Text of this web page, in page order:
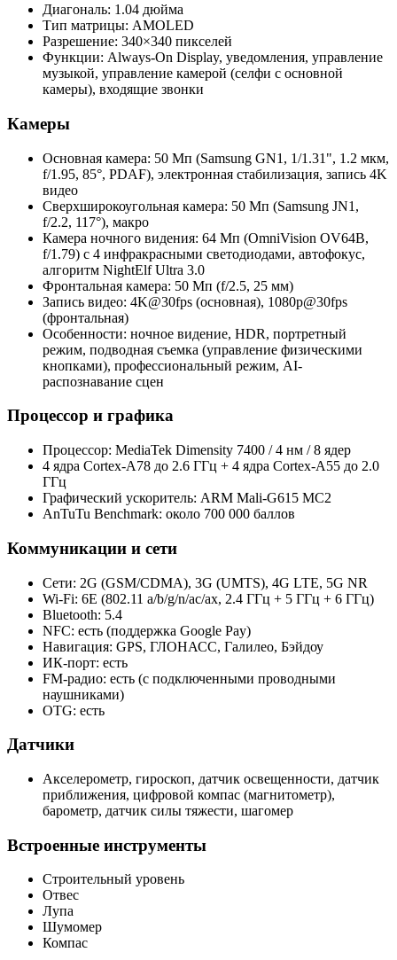
Диагональ: 1.04 дюйма
Тип матрицы: AMOLED
Разрешение: 340×340 пикселей
Функции: Always-On Display, уведомления, управление
музыкой, управление камерой (селфи с основной
камеры), входящие звонки
Камеры
Основная камера: 50 Мп (Samsung GN1, 1/1.31", 1.2 мкм,
f/1.95, 85°, PDAF), электронная стабилизация, запись 4K
видео
Сверхширокоугольная камера: 50 Мп (Samsung JN1,
f/2.2, 117°), макро
Камера ночного видения: 64 Мп (OmniVision OV64B,
f/1.79) с 4 инфракрасными светодиодами, автофокус,
алгоритм NightElf Ultra 3.0
Фронтальная камера: 50 Мп (f/2.5, 25 мм)
Запись видео: 4K@30fps (основная), 1080p@30fps
(фронтальная)
Особенности: ночное видение, HDR, портретный
режим, подводная съемка (управление физическими
кнопками), профессиональный режим, AI-
распознавание сцен
Процессор и графика
Процессор: MediaTek Dimensity 7400 / 4 нм / 8 ядер
4 ядра Cortex-A78 до 2.6 ГГц + 4 ядра Cortex-A55 до 2.0
ГГц
Графический ускоритель: ARM Mali-G615 MC2
AnTuTu Benchmark: около 700 000 баллов
Коммуникации и сети
Сети: 2G (GSM/CDMA), 3G (UMTS), 4G LTE, 5G NR
Wi‑Fi: 6E (802.11 a/b/g/n/ac/ax, 2.4 ГГц + 5 ГГц + 6 ГГц)
Bluetooth: 5.4
NFC: есть (поддержка Google Pay)
Навигация: GPS, ГЛОНАСС, Галилео, Бэйдоу
ИК‑порт: есть
FM‑радио: есть (с подключенными проводными
наушниками)
OTG: есть
Датчики
Акселерометр, гироскоп, датчик освещенности, датчик
приближения, цифровой компас (магнитометр),
барометр, датчик силы тяжести, шагомер
Встроенные инструменты
Строительный уровень
Отвес
Лупа
Шумомер
Компас